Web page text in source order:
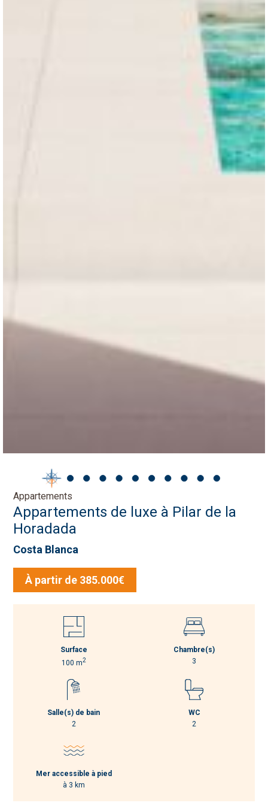
Appartements
Appartements de luxe à Pilar de la
Horadada
Costa Blanca
À partir de 385.000€
Surface
100 m2
Chambre(s)
3
Salle(s) de bain
2
WC
2
Mer accessible à pied
à 3 km